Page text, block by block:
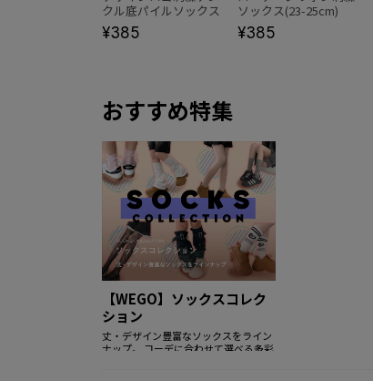
クル底パイルソックス
(23-25cm)
¥385
ソックス(23-25cm)
¥385
おすすめ特集
【WEGO】ソックスコレク
ション
丈・デザイン豊富なソックスをライン
ナップ。 コーデに合わせて選べる多彩